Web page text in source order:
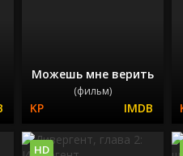
Можешь мне верить
(фильм)
HD